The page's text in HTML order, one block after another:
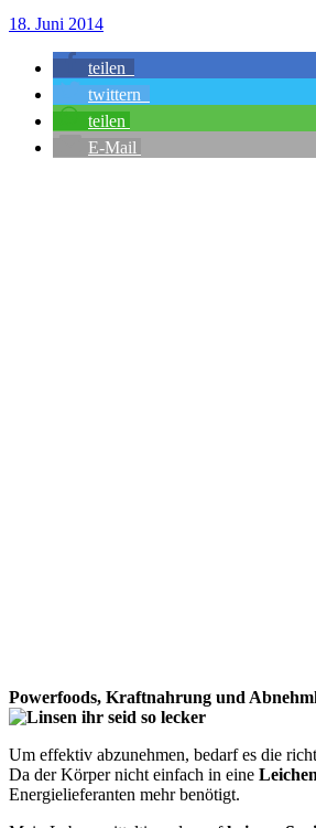
18. Juni 2014
teilen
twittern
teilen
E-Mail
Powerfoods, Kraftnahrung und
Um effektiv abzunehmen, bedarf es die
Da der Körper nicht einfach in eine
Energielieferanten mehr benötigt.